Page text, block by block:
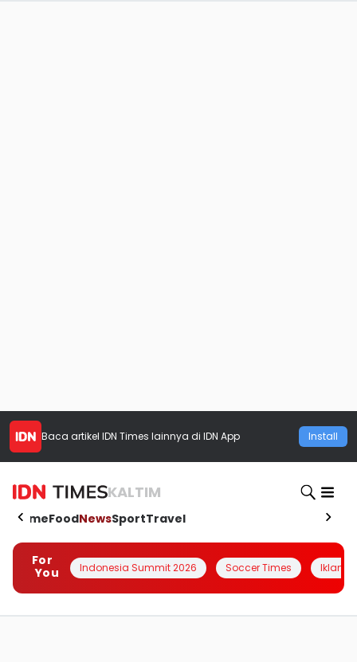
Baca artikel IDN Times lainnya di IDN App Install
KALTIM
HomeFoodNewsSportTravel
For
You
Indonesia Summit 2026 Soccer Times Iklanin